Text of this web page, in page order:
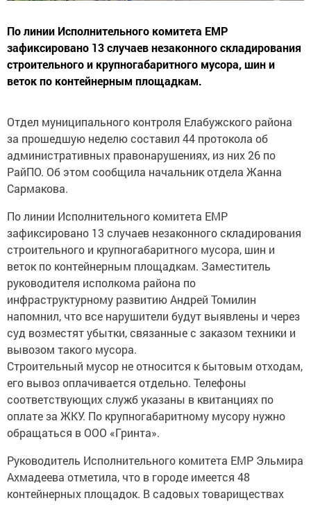
По линии Исполнительного комитета ЕМР
зафиксировано 13 случаев незаконного складирования
строительного и крупногабаритного мусора, шин и
веток по контейнерным площадкам.
Отдел муниципального контроля Елабужского района
за прошедшую неделю составил 44 протокола об
административных правонарушениях, из них 26 по
РайПО. Об этом сообщила начальник отдела Жанна
Сармакова.
По линии Исполнительного комитета ЕМР
зафиксировано 13 случаев незаконного складирования
строительного и крупногабаритного мусора, шин и
веток по контейнерным площадкам. Заместитель
руководителя исполкома района по
инфраструктурному развитию Андрей Томилин
напомнил, что все нарушители будут выявлены и через
суд возместят убытки, связанные с заказом техники и
вывозом такого мусора.
Строительный мусор не относится к бытовым отходам,
его вывоз оплачивается отдельно. Телефоны
соответствующих служб указаны в квитанциях по
оплате за ЖКУ. По крупногабаритному мусору нужно
обращаться в ООО «Гринта».
Руководитель Исполнительного комитета ЕМР Эльмира
Ахмадеева отметила, что в городе имеется 48
контейнерных площадок. В садовых товариществах